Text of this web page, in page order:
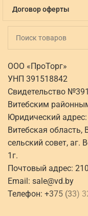
Договор оферты
ООО «ПроТорг»
УНП 391518842
Свидетельство
Витебским
Юридический
Витебская область,
сельский совет, аг.
1г.
Почтовый адрес:
Email: sale@vd.by
Телефон: +375 (33) 3